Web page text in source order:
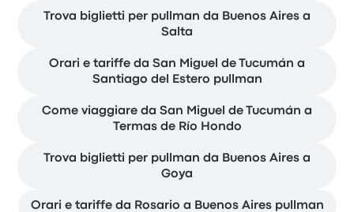
Trova biglietti per pullman da Buenos Aires a
Salta
Orari e tariffe da San Miguel de Tucumán a
Santiago del Estero pullman
Come viaggiare da San Miguel de Tucumán a
Termas de Río Hondo
Trova biglietti per pullman da Buenos Aires a
Goya
Orari e tariffe da Rosario a Buenos Aires pullman